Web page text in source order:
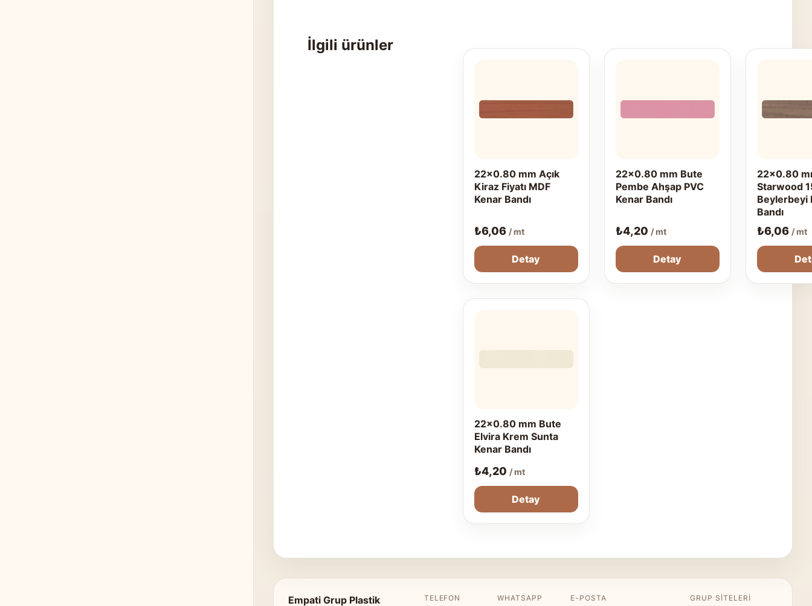
İlgili ürünler
22x0.80 mm Açık
Kiraz Fiyatı MDF
Kenar Bandı
₺6,06 / mt
Detay
22x0.80 mm Bute
Pembe Ahşap PVC
Kenar Bandı
₺4,20 / mt
Detay
22x0.80
Starwood
Beylerbeyi
Bandı
₺6,06 / mt
22x0.80 mm Bute
Elvira Krem Sunta
Kenar Bandı
₺4,20 / mt
Detay
Empati Grup Plastik TELEFON WHATSAPP E-POSTA GRUP SITELERI